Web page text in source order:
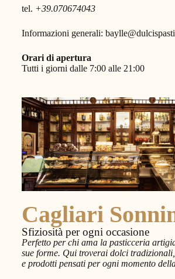
tel. +39.070674043
Informazioni generali:
Orari di apertura
Tutti i giorni dalle 7:00 alle 21:00
Cagliari
Sfiziosità per ogni occasione
Perfetto per chi ama la pasticceria
sue forme. Qui troverai dolci
e prodotti pensati per ogni momento